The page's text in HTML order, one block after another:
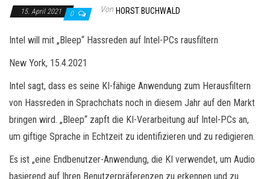
15. April 2021 0 Von HORST BUCHWALD
Intel will mit „Bleep“ Hassreden auf Intel-PCs rausfiltern
New York, 15.4.2021
Intel sagt, dass es seine KI-fähige Anwendung zum Herausfiltern
von Hassreden in Sprachchats noch in diesem Jahr auf den Markt
bringen wird. „Bleep“ zapft die KI-Verarbeitung auf Intel-PCs an,
um giftige Sprache in Echtzeit zu identifizieren und zu redigieren.
Es ist „eine Endbenutzer-Anwendung, die KI verwendet, um Audio
basierend auf Ihren Benutzerpräferenzen zu erkennen und zu